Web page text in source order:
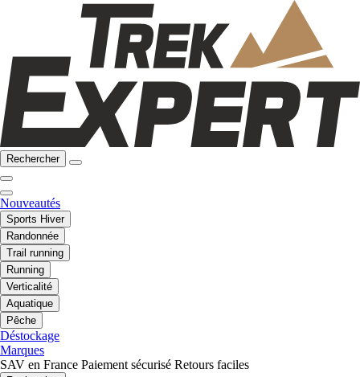
Rechercher
Nouveautés
Sports Hiver
Randonnée
Trail running
Running
Verticalité
Aquatique
Pêche
Déstockage
Marques
SAV en France Paiement sécurisé Retours faciles